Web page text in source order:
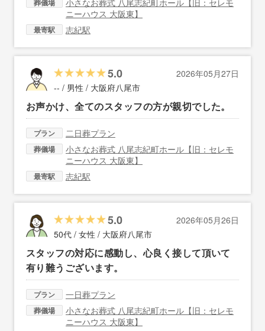
葬儀場
小さなお葬式 八尾志紀町ホール【旧：セレモ
ニーハウス 大阪東】
最寄駅 志紀駅
5.0
2026年05月27日
-- / 男性 / 大阪府八尾市
お声かけ、全てのスタッフの方が親切でした。
プラン 二日葬プラン
葬儀場
小さなお葬式 八尾志紀町ホール【旧：セレモ
ニーハウス 大阪東】
最寄駅 志紀駅
5.0
2026年05月26日
50代 / 女性 / 大阪府八尾市
スタッフの対応に感動し、心良く接して頂いて
有り難うございます。
プラン 一日葬プラン
葬儀場
小さなお葬式 八尾志紀町ホール【旧：セレモ
ニーハウス 大阪東】